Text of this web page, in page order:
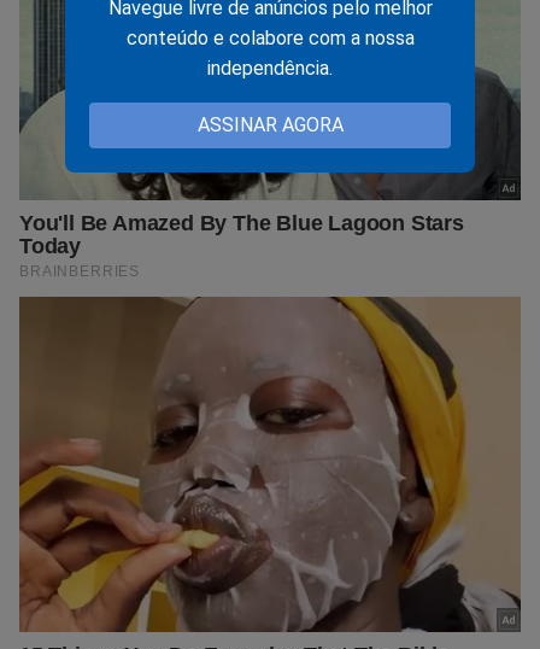
Navegue livre de anúncios pelo melhor
conteúdo e colabore com a nossa
independência.
ASSINAR AGORA